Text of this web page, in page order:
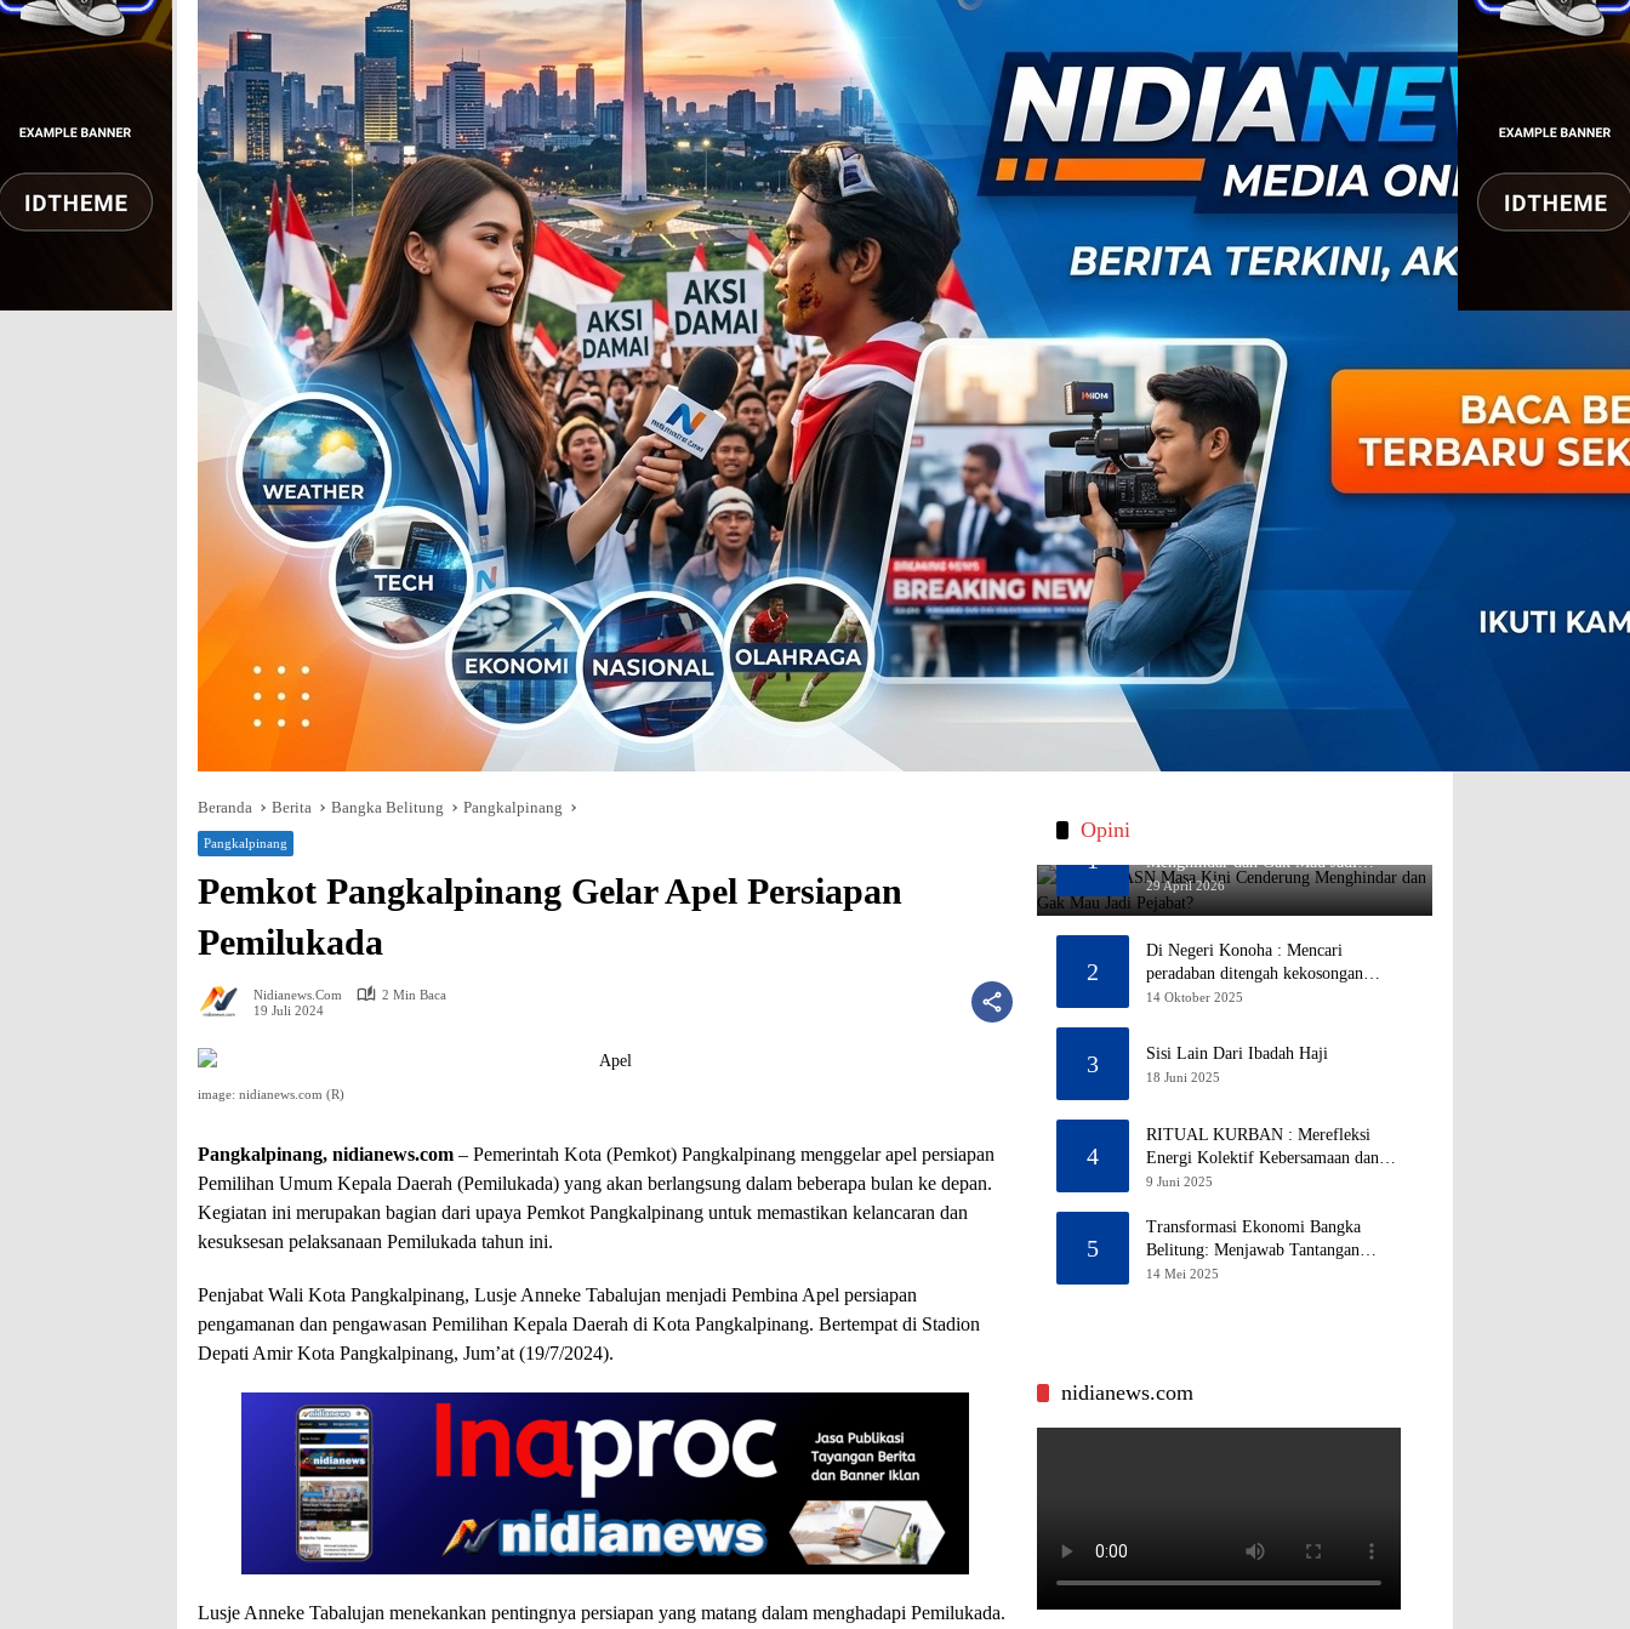
Beranda Berita Bangka Belitung Pangkalpinang
Pangkalpinang
Pemkot Pangkalpinang Gelar Apel Persiapan
Pemilukada
Nidianews.com
2 Min Baca
19 Juli 2024
image: nidianews.com (R)
Pangkalpinang, nidianews.com – Pemerintah Kota (Pemkot) Pangkalpinang menggelar apel persiapan
Pemilihan Umum Kepala Daerah (Pemilukada) yang akan berlangsung dalam beberapa bulan ke depan.
Kegiatan ini merupakan bagian dari upaya Pemkot Pangkalpinang untuk memastikan kelancaran dan
kesuksesan pelaksanaan Pemilukada tahun ini.
Penjabat Wali Kota Pangkalpinang, Lusje Anneke Tabalujan menjadi Pembina Apel persiapan
pengamanan dan pengawasan Pemilihan Kepala Daerah di Kota Pangkalpinang. Bertempat di Stadion
Depati Amir Kota Pangkalpinang, Jum’at (19/7/2024).
Lusje Anneke Tabalujan menekankan pentingnya persiapan yang matang dalam menghadapi Pemilukada.
Opini
1
Menghindar dan Gak Mau Jadi
Pejabat?
29 April 2026
2
Di Negeri Konoha : Mencari
peradaban ditengah kekosongan
pendidikan
14 Oktober 2025
3 Sisi Lain Dari Ibadah Haji
18 Juni 2025
4
RITUAL KURBAN : Merefleksi
Energi Kolektif Kebersamaan dan
Mengeliminasi Sifat Kebinatangan
9 Juni 2025
5
Transformasi Ekonomi Bangka
Belitung: Menjawab Tantangan
Melalui Pengelolaan Sumber Daya
14 Mei 2025
nidianews.com